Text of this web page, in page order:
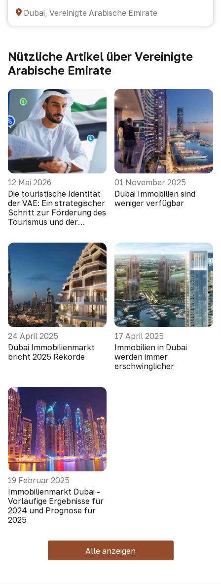
Dubai, Vereinigte Arabische Emirate
Nützliche Artikel über Vereinigte
Arabische Emirate
12 Mai 2026
Die touristische Identität
der VAE: Ein strategischer
Schritt zur Förderung des
Tourismus und der
01 November 2025
Dubai Immobilien sind
weniger verfügbar
24 April 2025
Dubai Immobilienmarkt
bricht 2025 Rekorde
17 April 2025
Immobilien in Dubai
werden immer
erschwinglicher
19 Februar 2025
Immobilienmarkt Dubai -
Vorläufige Ergebnisse für
2024 und Prognose für
2025
Alle anzeigen